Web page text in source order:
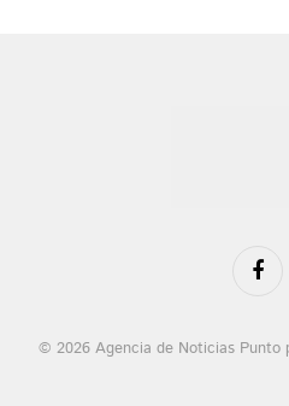
© 2026 Agencia de Noticias Punto